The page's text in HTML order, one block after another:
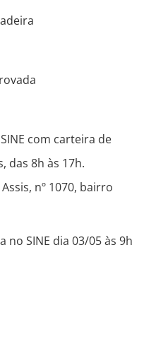
com carteira de
das 8h às 17h.
nº 1070, bairro
no SINE dia 03/05 às 9h